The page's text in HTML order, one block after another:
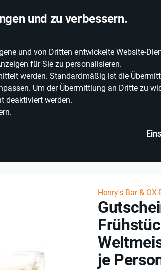
und zu verbessern.
und von Dritten entwickelte Website-
für Sie zu personalisieren.
werden. Standardmäßig ist die
Um der Übermittlung an Dritte zu
deaktiviert werden.
ERLEBNISWELT WEINWELT
Gutschein: Sektcocktail-
Henry's Bar & OX-
je